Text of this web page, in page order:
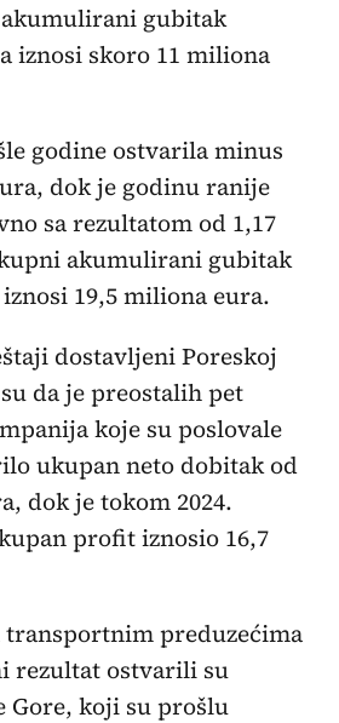
gubitak
iznosi skoro 11 miliona
godine ostvarila minus
dok je godinu ranije
sa rezultatom od 1,17
akumulirani gubitak
19,5 miliona eura.
dostavljeni Poreskoj
da je preostalih pet
koje su poslovale
ukupan neto dobitak od
dok je tokom 2024.
profit iznosio 16,7
preduzećima
rezultat ostvarili su
Gore, koji su prošlu